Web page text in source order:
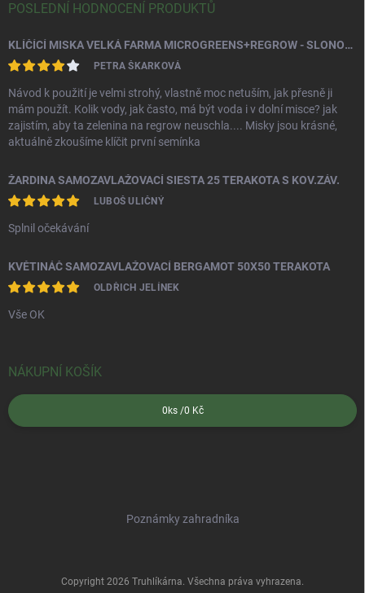
POSLEDNÍ HODNOCENÍ PRODUKTŮ
KLÍČÍCÍ MISKA VELKÁ FARMA MICROGREENS+REGROW - SLONOVÁ KOST
PETRA ŠKARKOVÁ
Návod k použití je velmi strohý, vlastně moc netuším, jak přesně ji
mám použít. Kolik vody, jak často, má být voda i v dolní misce? jak
zajistím, aby ta zelenina na regrow neuschla.... Misky jsou krásné,
aktuálně zkoušíme klíčit první semínka
ŽARDINA SAMOZAVLAŽOVACÍ SIESTA 25 TERAKOTA S KOV.ZÁV.
LUBOŠ ULIČNÝ
Splnil očekávání
KVĚTINÁČ SAMOZAVLAŽOVACÍ BERGAMOT 50X50 TERAKOTA
OLDŘICH JELÍNEK
Vše OK
NÁKUPNÍ KOŠÍK
0 ks /0 Kč
Poznámky zahradníka
Copyright 2026 Truhlíkárna. Všechna práva vyhrazena.